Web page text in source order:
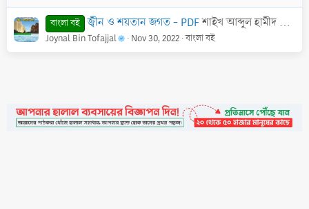
বাংলা বই জ্বীন ও শয়তান জগত - PDFশাইখ আব্দুল হামীদ আল-ফাইযী আল-মাদানী
Joynal Bin Tofajjal Nov 30, 2022 বাংলা বই